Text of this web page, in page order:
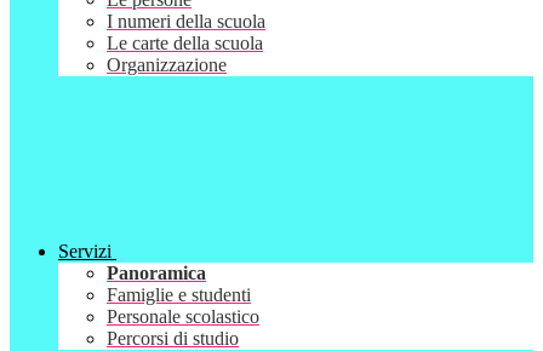
I numeri della scuola
Le carte della scuola
Organizzazione
Servizi
Panoramica
Famiglie e studenti
Personale scolastico
Percorsi di studio